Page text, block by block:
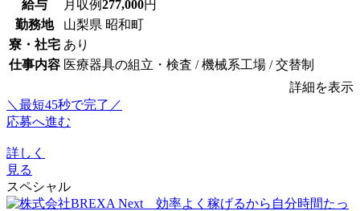
給与 月収例277,000円
勤務地
山梨県 昭和町
寮・社宅 あり
仕事内容 医療器具の組立・検査 / 機械系工場 / 交替制
詳細を表示
＼最短45秒で完了／
応募へ進む
詳しく
見る
スペシャル